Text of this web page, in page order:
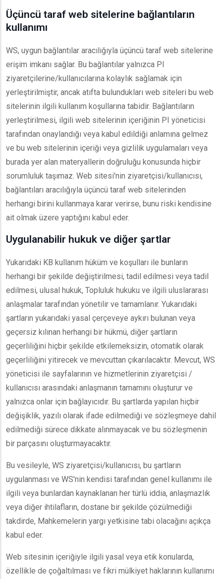
Üçüncü taraf web sitelerine bağlantıların
kullanımı
WS, uygun bağlantılar aracılığıyla üçüncü taraf web sitelerine
erişim imkanı sağlar. Bu bağlantılar yalnızca PI
ziyaretçilerine/kullanıcılarına kolaylık sağlamak için
yerleştirilmiştir, ancak atıfta bulundukları web siteleri bu web
sitelerinin ilgili kullanım koşullarına tabidir. Bağlantıların
yerleştirilmesi, ilgili web sitelerinin içeriğinin PI yöneticisi
tarafından onaylandığı veya kabul edildiği anlamına gelmez
ve bu web sitelerinin içeriği veya gizlilik uygulamaları veya
burada yer alan materyallerin doğruluğu konusunda hiçbir
sorumluluk taşımaz. Web sitesi'nin ziyaretçisi/kullanıcısı,
bağlantıları aracılığıyla üçüncü taraf web sitelerinden
herhangi birini kullanmaya karar verirse, bunu riski kendisine
ait olmak üzere yaptığını kabul eder.
Uygulanabilir hukuk ve diğer şartlar
Yukarıdaki KB kullanım hüküm ve koşulları ile bunların
herhangi bir şekilde değiştirilmesi, tadil edilmesi veya tadil
edilmesi, ulusal hukuk, Topluluk hukuku ve ilgili uluslararası
anlaşmalar tarafından yönetilir ve tamamlanır. Yukarıdaki
şartların yukarıdaki yasal çerçeveye aykırı bulunan veya
geçersiz kılınan herhangi bir hükmü, diğer şartların
geçerliliğini hiçbir şekilde etkilemeksizin, otomatik olarak
geçerliliğini yitirecek ve mevcuttan çıkarılacaktır. Mevcut, WS
yöneticisi ile sayfalarının ve hizmetlerinin ziyaretçisi /
kullanıcısı arasındaki anlaşmanın tamamını oluşturur ve
yalnızca onlar için bağlayıcıdır. Bu şartlarda yapılan hiçbir
değişiklik, yazılı olarak ifade edilmediği ve sözleşmeye dahil
edilmediği sürece dikkate alınmayacak ve bu sözleşmenin
bir parçasını oluşturmayacaktır.
Bu vesileyle, WS ziyaretçisi/kullanıcısı, bu şartların
uygulanması ve WS'nin kendisi tarafından genel kullanımı ile
ilgili veya bunlardan kaynaklanan her türlü iddia, anlaşmazlık
veya diğer ihtilafların, dostane bir şekilde çözülmediği
takdirde, Mahkemelerin yargı yetkisine tabi olacağını açıkça
kabul eder.
Web sitesinin içeriğiyle ilgili yasal veya etik konularda,
özellikle de çoğaltılması ve fikri mülkiyet haklarının kullanımı